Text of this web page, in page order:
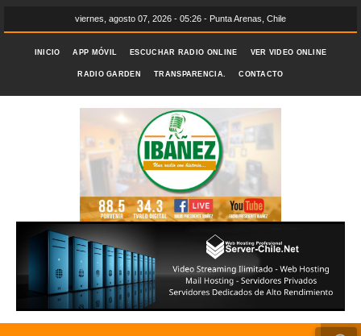
viernes, agosto 07, 2026 - 05:26 - Punta Arenas, Chile
INICIO APP MÓVIL ESCUCHAR RADIO ONLINE VER VIDEO ONLINE
RADIO GARDEN TRANSPARENCIA. CONTACTO